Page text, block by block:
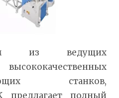
из ведущих
станков,
предлагает полный